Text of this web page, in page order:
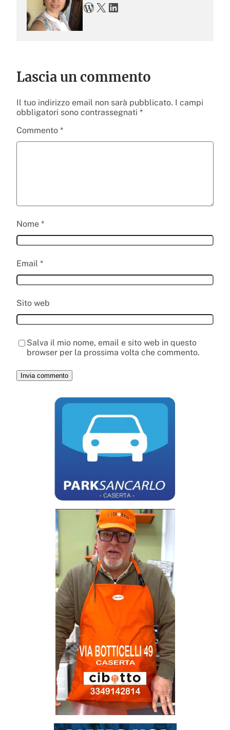
WordPress X LinkedIn
Lascia un commento
Il tuo indirizzo email non sarà pubblicato. I campi
obbligatori sono contrassegnati *
Commento *
Nome *
Email *
Sito web
Salva il mio nome, email e sito web in questo
browser per la prossima volta che commento.